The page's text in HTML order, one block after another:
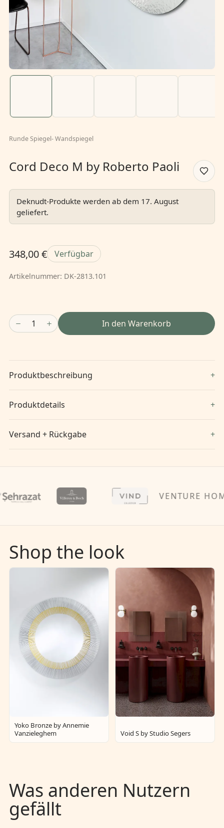
Runde Spiegel-Wandspiegel
Cord Deco M by Roberto Paoli
Deknudt-Produkte werden ab dem 17. August
geliefert.
348,00 € Verfügbar
Artikelnummer: DK-2813.101
1 In den Warenkorb
Produktbeschreibung
Produktdetails
Versand + Rückgabe
VENTURE HOME
Shop the look
Yoko Bronze by Annemie
Vanzieleghem
Void S by Studio Segers
Was anderen Nutzern
gefällt